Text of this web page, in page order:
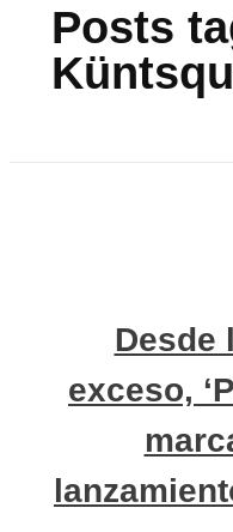
Posts
Desde
exceso,